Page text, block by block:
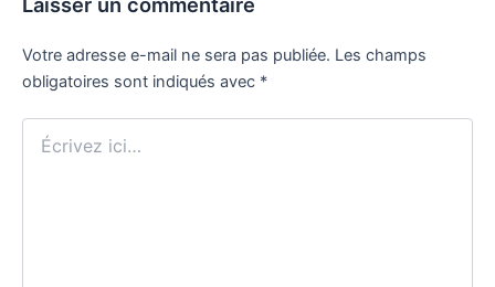
Votre adresse e-mail ne sera pas publiée. Les champs
obligatoires sont indiqués avec *
Écrivez
ici…